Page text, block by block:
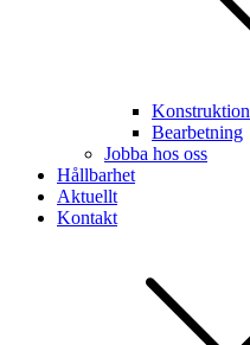
Konstruktion
Bearbetning
Jobba hos oss
Hållbarhet
Aktuellt
Kontakt